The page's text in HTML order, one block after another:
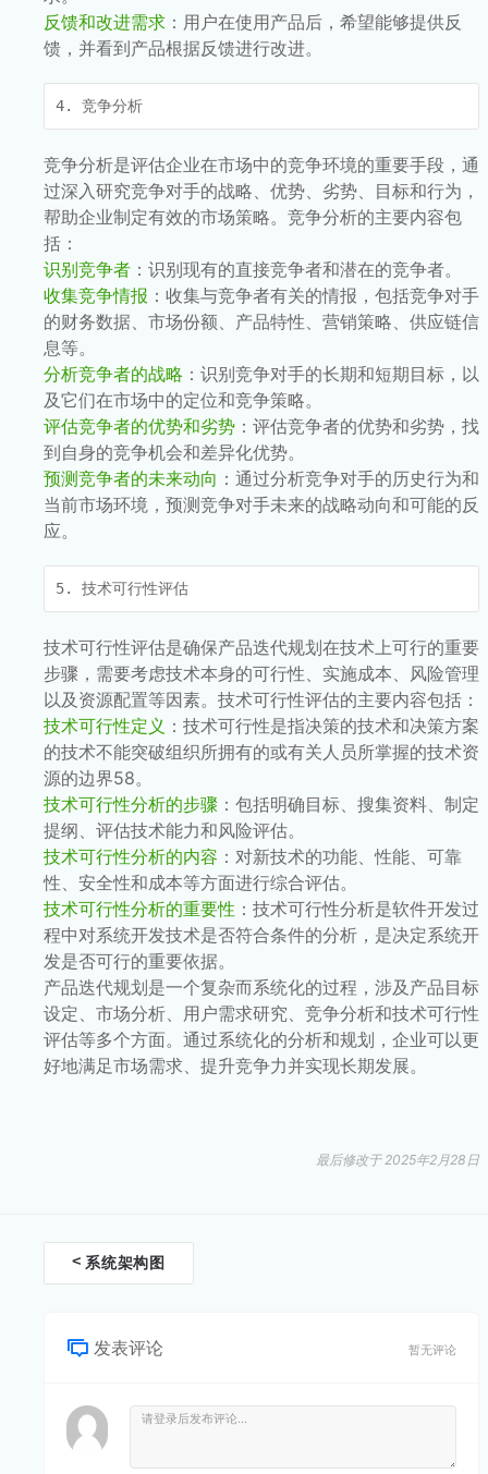
反馈和改进需求 ：用户在使用产品后，希望能够提供反
馈，并看到产品根据反馈进行改进。
4. 竞争分析
竞争分析是评估企业在市场中的竞争环境的重要手段，通
过深入研究竞争对手的战略、优势、劣势、目标和行为，
帮助企业制定有效的市场策略。竞争分析的主要内容包
括：
识别竞争者 ：识别现有的直接竞争者和潜在的竞争者。
收集竞争情报 ：收集与竞争者有关的情报，包括竞争对手
的财务数据、市场份额、产品特性、营销策略、供应链信
息等。
分析竞争者的战略 ：识别竞争对手的长期和短期目标，以
及它们在市场中的定位和竞争策略。
评估竞争者的优势和劣势 ：评估竞争者的优势和劣势，找
到自身的竞争机会和差异化优势。
预测竞争者的未来动向 ：通过分析竞争对手的历史行为和
当前市场环境，预测竞争对手未来的战略动向和可能的反
应。
5. 技术可行性评估
技术可行性评估是确保产品迭代规划在技术上可行的重要
步骤，需要考虑技术本身的可行性、实施成本、风险管理
以及资源配置等因素。技术可行性评估的主要内容包括：
技术可行性定义 ：技术可行性是指决策的技术和决策方案
的技术不能突破组织所拥有的或有关人员所掌握的技术资
源的边界58。
技术可行性分析的步骤 ：包括明确目标、搜集资料、制定
提纲、评估技术能力和风险评估。
技术可行性分析的内容 ：对新技术的功能、性能、可靠
性、安全性和成本等方面进行综合评估。
技术可行性分析的重要性 ：技术可行性分析是软件开发过
程中对系统开发技术是否符合条件的分析，是决定系统开
发是否可行的重要依据。
产品迭代规划是一个复杂而系统化的过程，涉及产品目标
设定、市场分析、用户需求研究、竞争分析和技术可行性
评估等多个方面。通过系统化的分析和规划，企业可以更
好地满足市场需求、提升竞争力并实现长期发展。
最后修改于 2025年2月28日
导
< 系统架构图
发表评论 暂无评论